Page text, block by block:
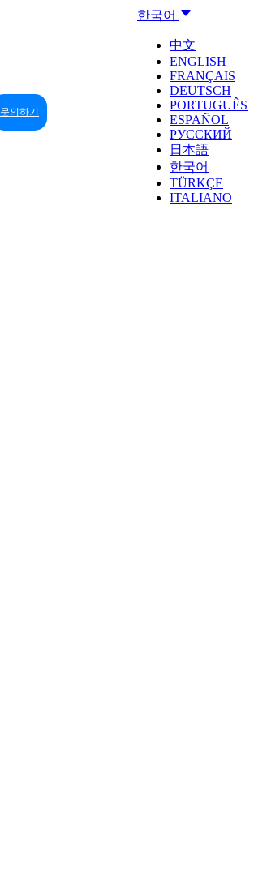
한국어
中文
ENGLISH
FRANÇAIS
DEUTSCH
PORTUGUÊS
ESPAÑOL
РУССКИЙ
日本語
한국어
TÜRKÇE
ITALIANO
문의하기